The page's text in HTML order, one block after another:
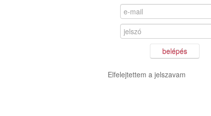
belépés
Elfelejtettem a jelszavam